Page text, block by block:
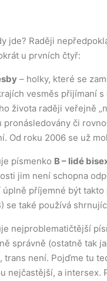
jde? Raději
u prvních čtyř:
– holky, které se
vesměs přijímaní
života raději veřejně
pronásledovány či
Od roku 2006 se už
písmenko B – lidé
jim není schopna
úplně příjemné být
se také používá
nejproblematičtější
správně (ostatně tak
trans není. Pojďme tu
nejčastější, a intersex.